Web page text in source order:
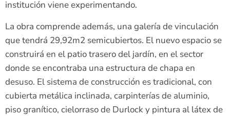
institución viene experimentando.
La obra comprende además, una galería de vinculación
que tendrá 29,92m2 semicubiertos. El nuevo espacio se
construirá en el patio trasero del jardín, en el sector
donde se encontraba una estructura de chapa en
desuso. El sistema de construcción es tradicional, con
cubierta metálica inclinada, carpinterías de aluminio,
piso granítico, cielorraso de Durlock y pintura al látex de